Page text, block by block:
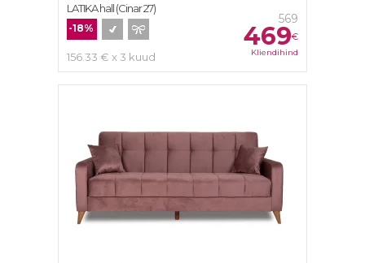
569
469€
Kliendihind
-18%
156.33 € x 3 kuud
LATIKA hall (Cinar 27)